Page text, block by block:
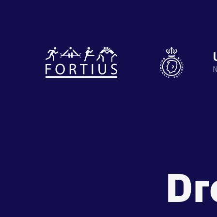
Diverse
disciplines
onder één
Motiveer
Prestaties
afstanden
zet je